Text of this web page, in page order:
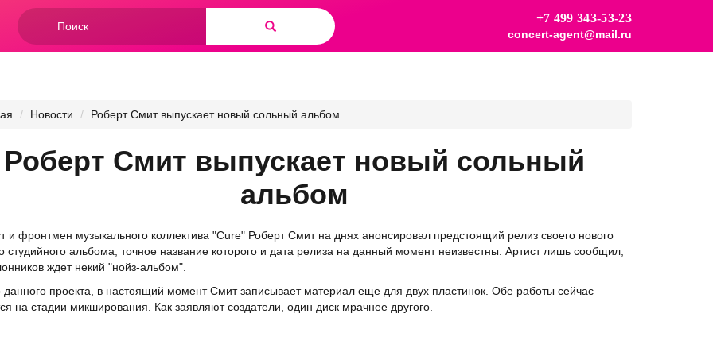
Форма
поиска
+7 499 343-53-23
concert-agent@mail.ru
Новости Роберт Смит выпускает новый сольный альбом
Роберт Смит выпускает новый сольный
альбом
и фронтмен музыкального коллектива "Cure" Роберт Смит на днях анонсировал предстоящий релиз своего нового
студийного альбома, точное название которого и дата релиза на данный момент неизвестны. Артист лишь сообщил,
ждет некий "нойз-альбом".
проекта, в настоящий момент Смит записывает материал еще для двух пластинок. Обе работы сейчас
на стадии микширования. Как заявляют создатели, один диск мрачнее другого.